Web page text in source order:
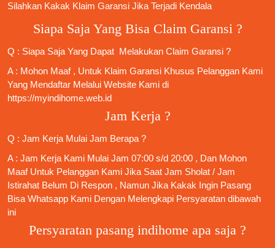
Silahkan Kakak Klaim Garansi Jika Terjadi Kendala
Siapa Saja Yang Bisa Claim Garansi ?
Q : Siapa Saja Yang Dapat Melakukan Claim Garansi ?
A : Mohon Maaf , Untuk Klaim Garansi Khusus Pelanggan Kami
Yang Mendaftar Melalui Website Kami di
https://myindihome.web.id
Jam Kerja ?
Q : Jam Kerja Mulai Jam Berapa ?
A : Jam Kerja Kami Mulai Jam 07:00 s/d 20:00 , Dan Mohon
Maaf Untuk Pelanggan Kami Jika Saat Jam Sholat / Jam
Istirahat Belum Di Respon , Namun Jika Kakak Ingin Pasang
Bisa Whatsapp Kami Dengan Melengkapi Persyaratan dibawah
ini
Persyaratan pasang indihome apa saja ?